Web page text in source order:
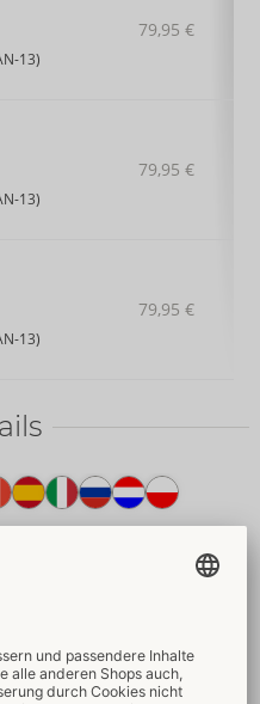
13)
79,95 €
13)
79,95 €
13)
79,95 €
im Mattlook